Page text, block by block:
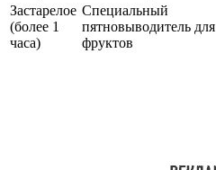
Застарелое
(более 1
часа)
Специальный
пятновыводитель для
фруктов